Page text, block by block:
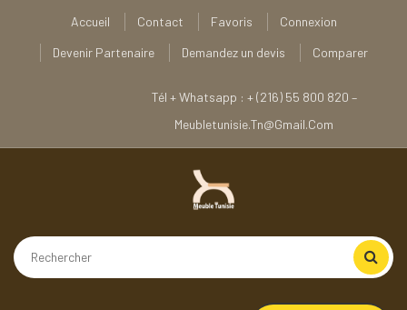
Accueil Contact Favoris
Connexion
Devenir Partenaire
Demandez un devis Comparer
Tél + Whatsapp : + (216) 55 800 820 –
Meubletunisie.tn@gmail.com